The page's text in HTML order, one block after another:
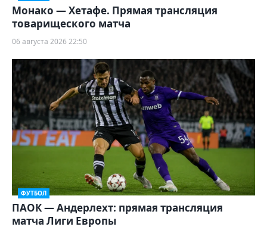
Монако — Хетафе. Прямая трансляция
товарищеского матча
06 августа 2026 22:50
ФУТБОЛ
ПАОК — Андерлехт: прямая трансляция
матча Лиги Европы